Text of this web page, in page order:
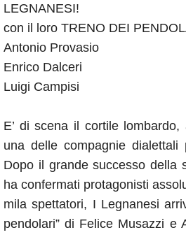
LEGNANESI!
con il loro TRENO DEI
Antonio Provasio
Enrico Dalceri
Luigi Campisi
E’ di scena il cortile
una delle compagnie
Dopo il grande successo della
ha confermati protagonisti
mila spettatori, I Legnanesi
pendolari” di Felice Musazzi e